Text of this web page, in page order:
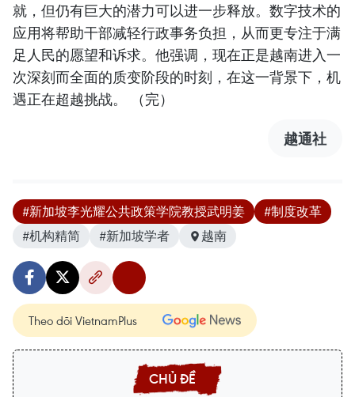
就，但仍有巨大的潜力可以进一步释放。数字技术的
应用将帮助干部减轻行政事务负担，从而更专注于满
足人民的愿望和诉求。他强调，现在正是越南进入一
次深刻而全面的质变阶段的时刻，在这一背景下，机
遇正在超越挑战。 （完）
越通社
#新加坡李光耀公共政策学院教授武明姜
#制度改革
#机构精简
#新加坡学者 越南
Theo dõi VietnamPlus